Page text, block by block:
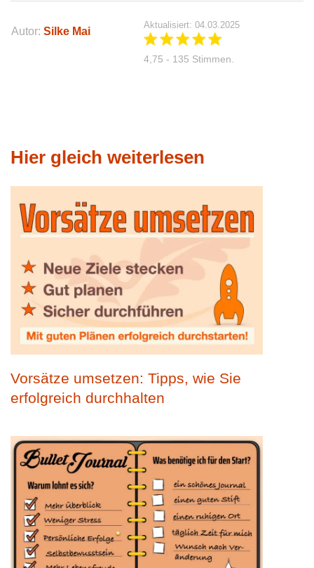
Autor: Silke Mai
Aktualisiert: 04.03.2025
4,75 - 135 Stimmen.
Hier gleich weiterlesen
Vorsätze umsetzen: Tipps, wie Sie
erfolgreich durchhalten